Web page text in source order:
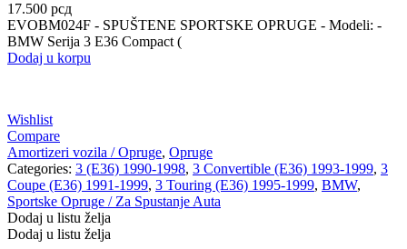
17.500 рсд
EVOBM024F - SPUŠTENE SPORTSKE OPRUGE - Modeli: -
BMW Serija 3 E36 Compact (
Dodaj u korpu
Wishlist
Compare
Amortizeri vozila / Opruge, Opruge
Categories: 3 (E36) 1990-1998, 3 Convertible (E36) 1993-1999, 3
Coupe (E36) 1991-1999, 3 Touring (E36) 1995-1999, BMW,
Sportske Opruge / Za Spustanje Auta
Dodaj u listu želja
Dodaj u listu želja